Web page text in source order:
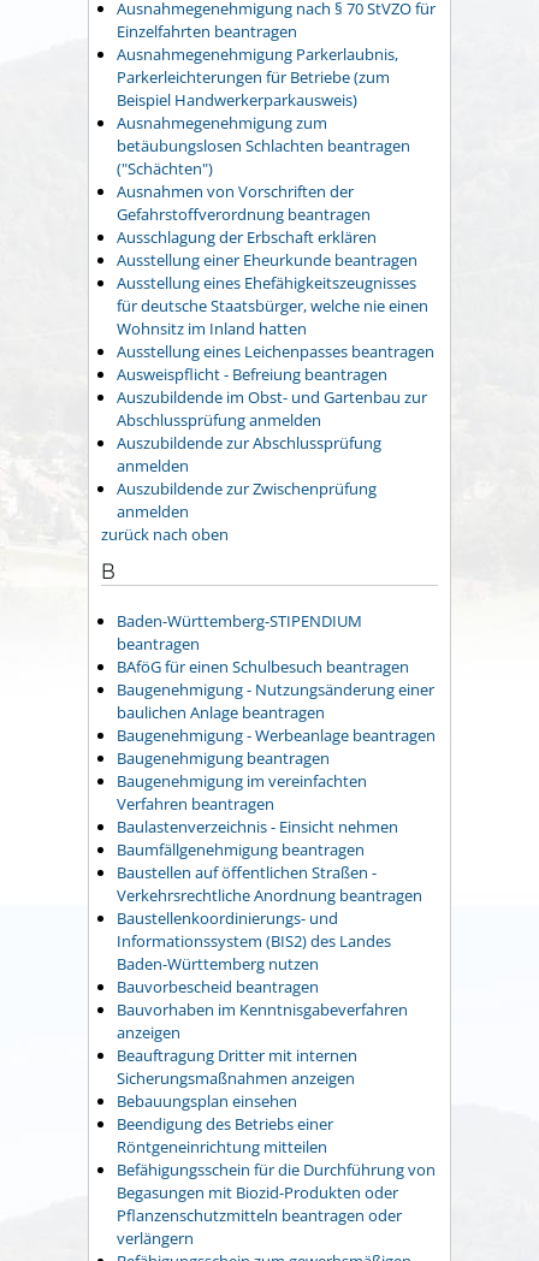
Ausnahmegenehmigung nach § 70 StVZO für
Einzelfahrten beantragen
Ausnahmegenehmigung Parkerlaubnis,
Parkerleichterungen für Betriebe (zum
Beispiel Handwerkerparkausweis)
Ausnahmegenehmigung zum
betäubungslosen Schlachten beantragen
("Schächten")
Ausnahmen von Vorschriften der
Gefahrstoffverordnung beantragen
Ausschlagung der Erbschaft erklären
Ausstellung einer Eheurkunde beantragen
Ausstellung eines Ehefähigkeitszeugnisses
für deutsche Staatsbürger, welche nie einen
Wohnsitz im Inland hatten
Ausstellung eines Leichenpasses beantragen
Ausweispflicht - Befreiung beantragen
Auszubildende im Obst- und Gartenbau zur
Abschlussprüfung anmelden
Auszubildende zur Abschlussprüfung
anmelden
Auszubildende zur Zwischenprüfung
anmelden
zurück nach oben
B
Baden-Württemberg-STIPENDIUM
beantragen
BAföG für einen Schulbesuch beantragen
Baugenehmigung - Nutzungsänderung einer
baulichen Anlage beantragen
Baugenehmigung - Werbeanlage beantragen
Baugenehmigung beantragen
Baugenehmigung im vereinfachten
Verfahren beantragen
Baulastenverzeichnis - Einsicht nehmen
Baumfällgenehmigung beantragen
Baustellen auf öffentlichen Straßen -
Verkehrsrechtliche Anordnung beantragen
Baustellenkoordinierungs- und
Informationssystem (BIS2) des Landes
Baden-Württemberg nutzen
Bauvorbescheid beantragen
Bauvorhaben im Kenntnisgabeverfahren
anzeigen
Beauftragung Dritter mit internen
Sicherungsmaßnahmen anzeigen
Bebauungsplan einsehen
Beendigung des Betriebs einer
Röntgeneinrichtung mitteilen
Befähigungsschein für die Durchführung von
Begasungen mit Biozid-Produkten oder
Pflanzenschutzmitteln beantragen oder
verlängern